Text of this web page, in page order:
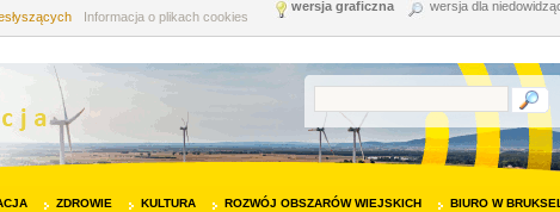
Informacja o plikach cookies
wersja graficzna wersja dla
ZDROWIE KULTURA ROZWÓJ OBSZARÓW WIEJSKICH BIURO W